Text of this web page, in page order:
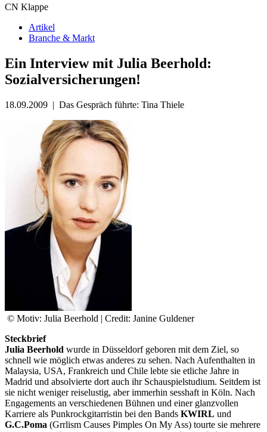
CN Klappe
Artikel
Branche & Markt
Ein Interview mit Julia Beerhold:
Sozialversicherungen!
18.09.2009 | Das Gespräch führte: Tina Thiele
© Motiv: Julia Beerhold | Credit: Janine Guldener
Steckbrief
Julia Beerhold wurde in Düsseldorf geboren mit dem Ziel, so
schnell wie möglich etwas anderes zu sehen. Nach Aufenthalten in
Malaysia, USA, Frankreich und Chile lebte sie etliche Jahre in
Madrid und absolvierte dort auch ihr Schauspielstudium. Seitdem ist
sie nicht weniger reiselustig, aber immerhin sesshaft in Köln. Nach
Engagements an verschiedenen Bühnen und einer glanzvollen
Karriere als Punkrockgitarristin bei den Bands KWIRL und
G.C.Poma (Grrlism Causes Pimples On My Ass) tourte sie mehrere